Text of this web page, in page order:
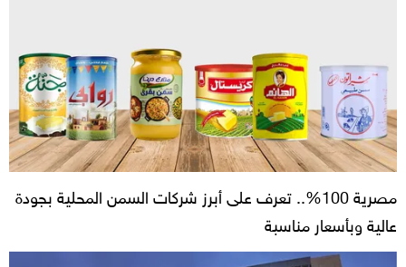
مصرية 100%.. تعرف على أبرز شركات السمن المحلية بجودة
عالية وبأسعار مناسبة